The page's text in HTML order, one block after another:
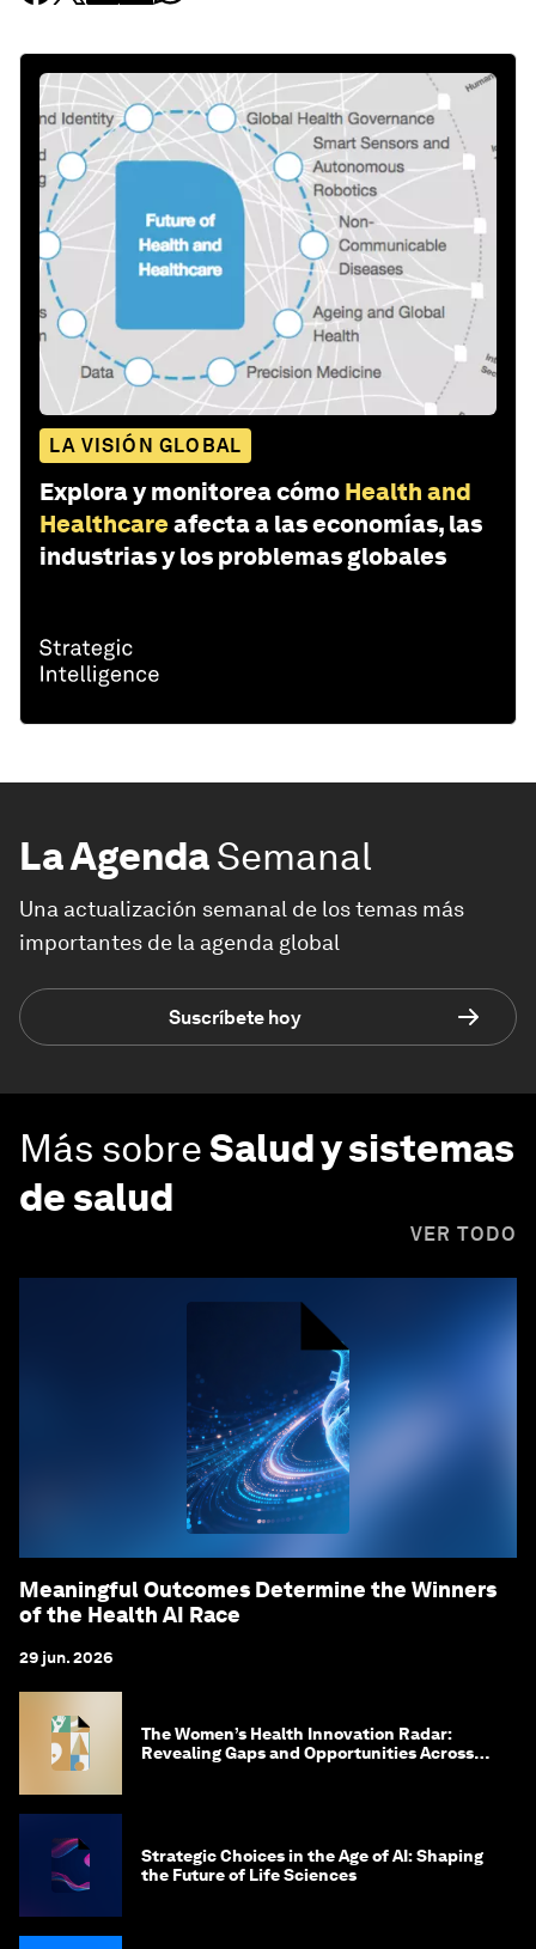
LA VISIÓN GLOBAL
Explora y monitorea cómo Health and
Healthcare afecta a las economías, las
industrias y los problemas globales
La AgendaSemanal
Una actualización semanal de los temas más
importantes de la agenda global
Suscríbete hoy
Más sobreSalud y sistemas
de salud
VER TODO
Meaningful Outcomes Determine the Winners
of the Health AI Race
29 jun. 2026
The Women’s Health Innovation Radar:
Revealing Gaps and Opportunities Across
Strategic Choices in the Age of AI: Shaping
the Future of Life Sciences